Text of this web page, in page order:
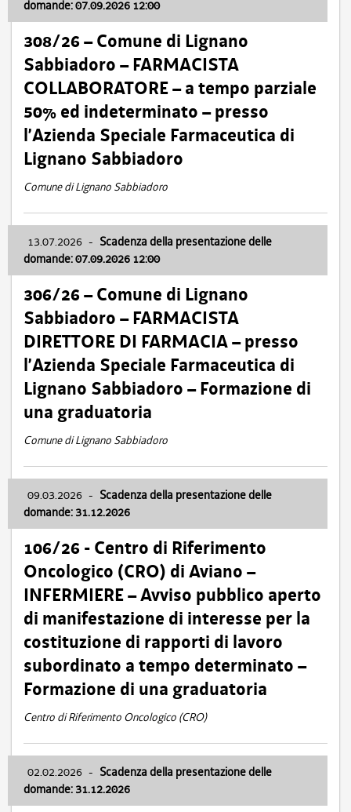
domande: 07.09.2026 12:00
308/26 – Comune di Lignano
Sabbiadoro – FARMACISTA
COLLABORATORE – a tempo parziale
50% ed indeterminato – presso
l’Azienda Speciale Farmaceutica di
Lignano Sabbiadoro
Comune di Lignano Sabbiadoro
13.07.2026 - Scadenza della presentazione delle
domande: 07.09.2026 12:00
306/26 – Comune di Lignano
Sabbiadoro – FARMACISTA
DIRETTORE DI FARMACIA – presso
l’Azienda Speciale Farmaceutica di
Lignano Sabbiadoro – Formazione di
una graduatoria
Comune di Lignano Sabbiadoro
09.03.2026 - Scadenza della presentazione delle
domande: 31.12.2026
106/26 - Centro di Riferimento
Oncologico (CRO) di Aviano –
INFERMIERE – Avviso pubblico aperto
di manifestazione di interesse per la
costituzione di rapporti di lavoro
subordinato a tempo determinato –
Formazione di una graduatoria
Centro di Riferimento Oncologico (CRO)
02.02.2026 - Scadenza della presentazione delle
domande: 31.12.2026